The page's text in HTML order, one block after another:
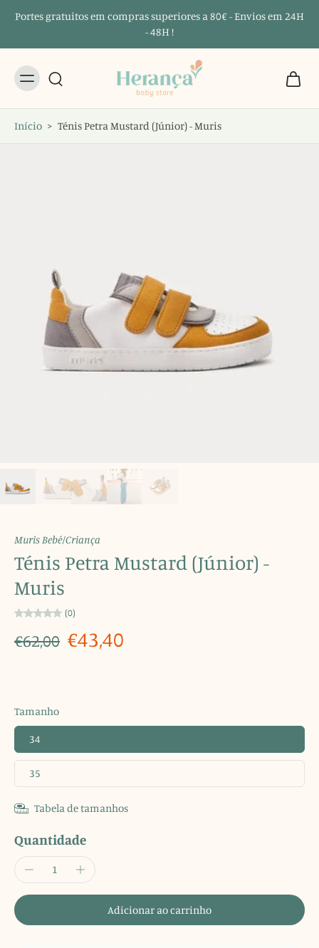
Portes gratuitos em compras superiores a 80€ - Envios em 24H
- 48H !
Início > Ténis Petra Mustard (Júnior) - Muris
Muris Bebé/Criança
Ténis Petra Mustard (Júnior) -
Muris
(0)
€62,00 €43,40
Tamanho
34
35
Tabela de tamanhos
Quantidade
Adicionar ao carrinho